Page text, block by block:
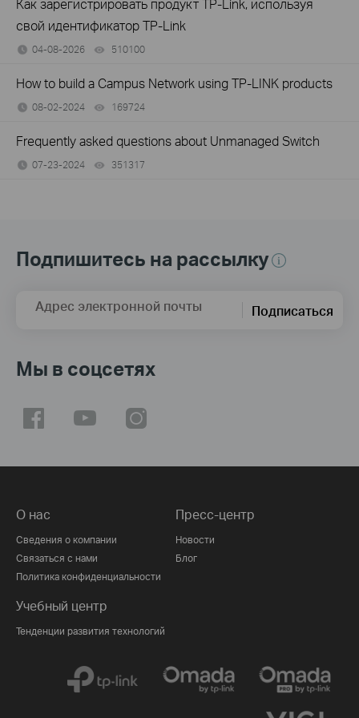
Как зарегистрировать продукт TP-Link, используя
свой идентификатор TP-Link
04-08-2026 510100
How to build a Campus Network using TP-LINK products
08-02-2024 169724
Frequently asked questions about Unmanaged Switch
07-23-2024 351317
Подпишитесь на рассылку
Адрес электронной почты Подписаться
Мы в соцсетях
О нас
Сведения о компании
Связаться с нами
Политика конфиденциальности
Пресс-центр
Новости
Блог
Учебный центр
Тенденции развития технологий